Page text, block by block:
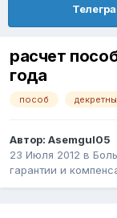
расчет
года
пособ
Автор: Asemgul05
23 Июля 2012 в
гарантии и